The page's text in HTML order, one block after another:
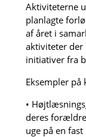
Aktiviteterne
planlagte
af året i
aktiviteter der
initiativer fra
Eksempler på
•
deres
uge på en